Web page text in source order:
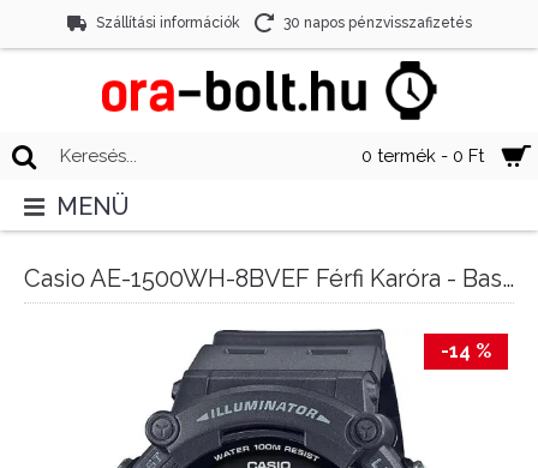
Szállítási információk 30 napos pénzvisszafizetés
0 termék - 0 Ft
MENÜ
Casio AE-1500WH-8BVEF Férfi Karóra - Basic
-14 %